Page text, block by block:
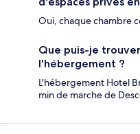
Oui, chaque chambre
Que puis-je
l'hébergement ?
L'hébergement Hotel
min de marche de